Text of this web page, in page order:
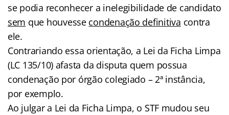
se podia reconhecer a inelegibilidade de candidato
sem que houvesse condenação definitiva contra
ele.
Contrariando essa orientação, a Lei da Ficha Limpa
(LC 135/10) afasta da disputa quem possua
condenação por órgão colegiado – 2ª instância,
por exemplo.
Ao julgar a Lei da Ficha Limpa, o STF mudou seu